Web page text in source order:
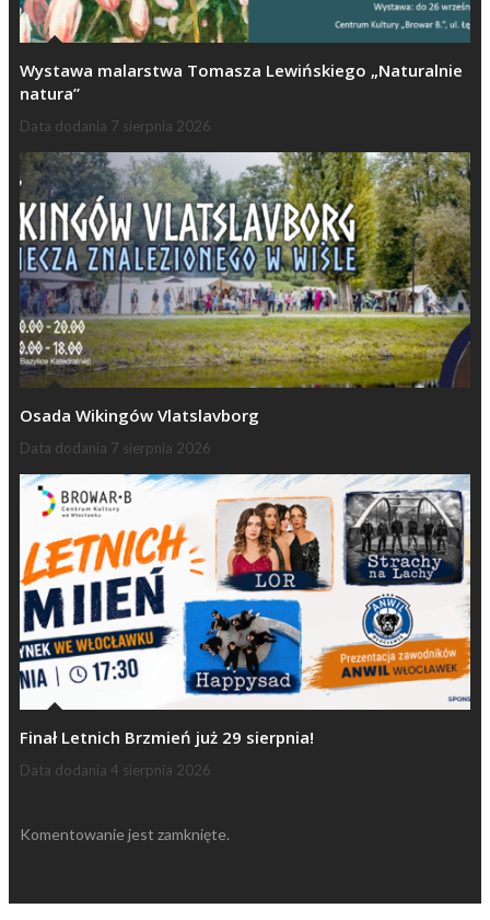
Wystawa malarstwa Tomasza Lewińskiego „Naturalnie
natura”
Data dodania 7 sierpnia 2026
Osada Wikingów Vlatslavborg
Data dodania 7 sierpnia 2026
Finał Letnich Brzmień już 29 sierpnia!
Data dodania 4 sierpnia 2026
Komentowanie jest zamknięte.